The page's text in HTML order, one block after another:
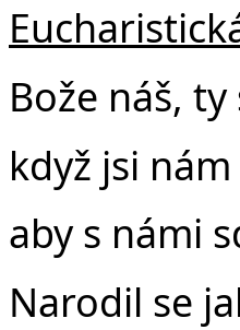
Bože náš,
když jsi
aby s námi
Narodil se